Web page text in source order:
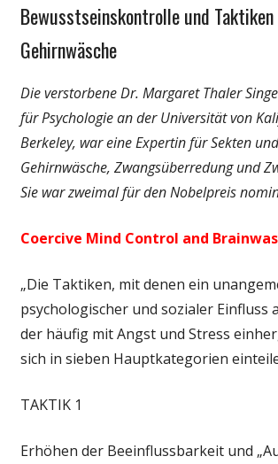
Wirtschaft
Wissenschaft
Bewusstseinskontrolle und
Gehirnwäsche
Die verstorbene Dr. Margaret Thaler
für Psychologie an der Universität von
Berkeley, war eine Expertin für Sekten
Gehirnwäsche, Zwangsüberredung und
Sie war zweimal für den Nobelpreis
Coercive Mind Control and
„Die Taktiken, mit denen ein
psychologischer und sozialer Einfluss
der häufig mit Angst und Stress
sich in sieben Hauptkategorien
TAKTIK 1
Erhöhen der Beeinflussbarkeit und